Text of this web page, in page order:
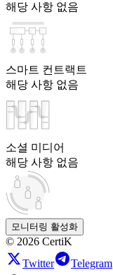
해당 사항 없음
스마트 컨트랙트
해당 사항 없음
소셜 미디어
해당 사항 없음
모니터링 활성화
© 2026 CertiK
Twitter
Telegram